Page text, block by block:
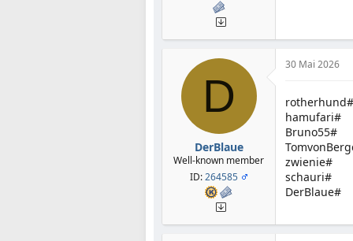
D
DerBlaue
Well-known member
ID:264585
30 Mai 2026
rotherhund#
hamufari#
Bruno55#
zwienie#
schauri#
DerBlaue#